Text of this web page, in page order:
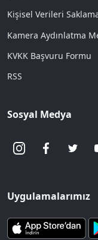
Kişisel Verileri
Kamera Aydınlatma
KVKK Başvuru Formu
RSS
Sosyal Medya
Uygulamalarımız